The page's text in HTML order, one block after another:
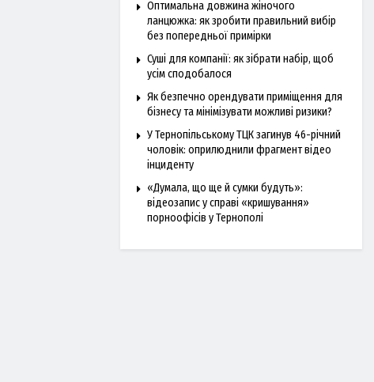
Оптимальна довжина жіночого
ланцюжка: як зробити правильний вибір
без попередньої примірки
Суші для компанії: як зібрати набір, щоб
усім сподобалося
Як безпечно орендувати приміщення для
бізнесу та мінімізувати можливі ризики?
У Тернопільському ТЦК загинув 46-річний
чоловік: оприлюднили фрагмент відео
інциденту
«Думала, що ще й сумки будуть»:
відеозапис у справі «кришування»
порноофісів у Тернополі